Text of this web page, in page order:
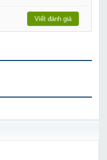
Viết đánh giá